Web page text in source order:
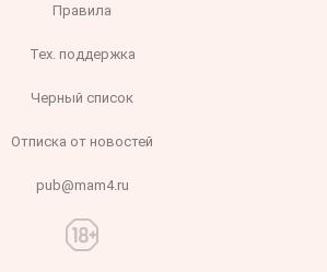
Правила
Тех. поддержка
Черный список
Отписка от новостей
pub@mam4.ru